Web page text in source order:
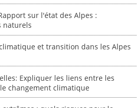
sur l'état des Alpes :
naturels
et transition dans les Alpes
Expliquer les liens entre les
changement climatique